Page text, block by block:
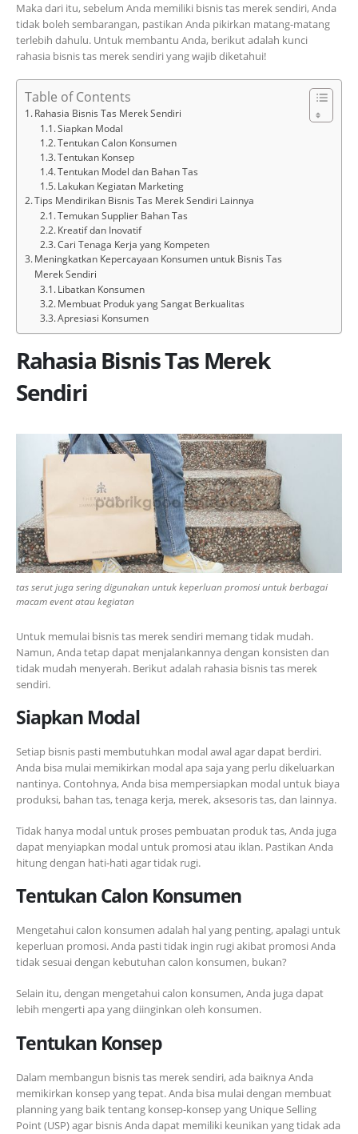
Maka dari itu, sebelum Anda memiliki bisnis tas merek sendiri, Anda
tidak boleh sembarangan, pastikan Anda pikirkan matang-matang
terlebih dahulu. Untuk membantu Anda, berikut adalah kunci
rahasia bisnis tas merek sendiri yang wajib diketahui!
Table of Contents
Rahasia Bisnis Tas Merek Sendiri
Siapkan Modal
Tentukan Calon Konsumen
Tentukan Konsep
Tentukan Model dan Bahan Tas
Lakukan Kegiatan Marketing
Tips Mendirikan Bisnis Tas Merek Sendiri Lainnya
Temukan Supplier Bahan Tas
Kreatif dan Inovatif
Cari Tenaga Kerja yang Kompeten
Meningkatkan Kepercayaan Konsumen untuk Bisnis Tas
Merek Sendiri
Libatkan Konsumen
Membuat Produk yang Sangat Berkualitas
Apresiasi Konsumen
Rahasia Bisnis Tas Merek
Sendiri
tas serut juga sering digunakan untuk keperluan promosi untuk berbagai
macam event atau kegiatan
Untuk memulai bisnis tas merek sendiri memang tidak mudah.
Namun, Anda tetap dapat menjalankannya dengan konsisten dan
tidak mudah menyerah. Berikut adalah rahasia bisnis tas merek
sendiri.
Siapkan Modal
Setiap bisnis pasti membutuhkan modal awal agar dapat berdiri.
Anda bisa mulai memikirkan modal apa saja yang perlu dikeluarkan
nantinya. Contohnya, Anda bisa mempersiapkan modal untuk biaya
produksi, bahan tas, tenaga kerja, merek, aksesoris tas, dan lainnya.
Tidak hanya modal untuk proses pembuatan produk tas, Anda juga
dapat menyiapkan modal untuk promosi atau iklan. Pastikan Anda
hitung dengan hati-hati agar tidak rugi.
Tentukan Calon Konsumen
Mengetahui calon konsumen adalah hal yang penting, apalagi untuk
keperluan promosi. Anda pasti tidak ingin rugi akibat promosi Anda
tidak sesuai dengan kebutuhan calon konsumen, bukan?
Selain itu, dengan mengetahui calon konsumen, Anda juga dapat
lebih mengerti apa yang diinginkan oleh konsumen.
Tentukan Konsep
Dalam membangun bisnis tas merek sendiri, ada baiknya Anda
memikirkan konsep yang tepat. Anda bisa mulai dengan membuat
planning yang baik tentang konsep-konsep yang Unique Selling
Point (USP) agar bisnis Anda dapat memiliki keunikan yang tidak ada